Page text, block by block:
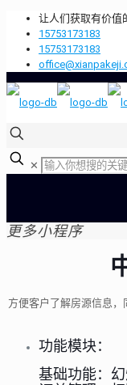
让人们获取有价值
15753173183
15753173183
✕
更多小程序
方便客户了解房源信息
功能模块：
基础功能：